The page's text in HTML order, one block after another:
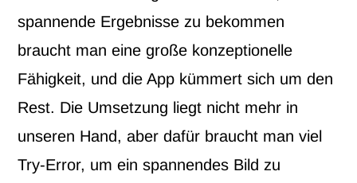
spannende Ergebnisse zu bekommen
braucht man eine große konzeptionelle
Fähigkeit, und die App kümmert sich um den
Rest. Die Umsetzung liegt nicht mehr in
unseren Hand, aber dafür braucht man viel
Try-Error, um ein spannendes Bild zu